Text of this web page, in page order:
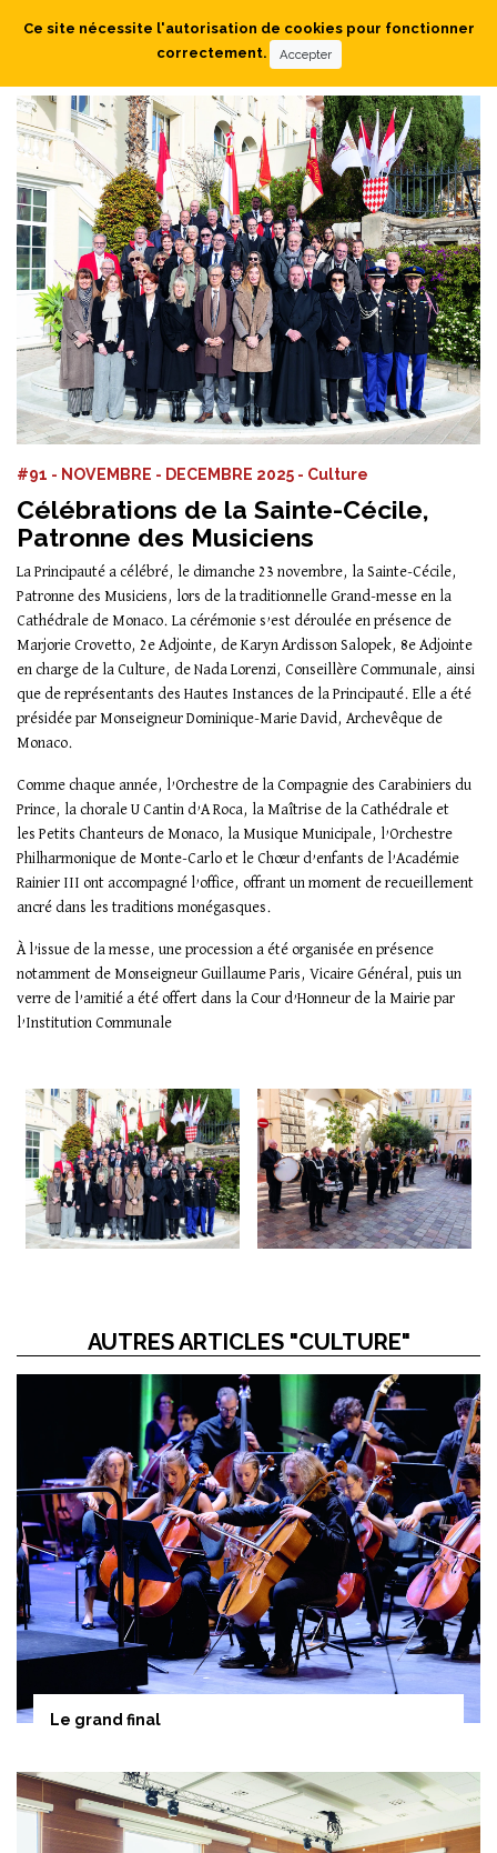
#91 - NOVEMBRE - DECEMBRE 2025 - Culture
Célébrations de la Sainte-Cécile,
Patronne des Musiciens
La Principauté a célébré, le dimanche 23 novembre, la Sainte-Cécile,
Patronne des Musiciens, lors de la traditionnelle Grand-messe en la
Cathédrale de Monaco. La cérémonie s’est déroulée en présence de
Marjorie Crovetto, 2e Adjointe, de Karyn Ardisson Salopek, 8e Adjointe
en charge de la Culture, de Nada Lorenzi, Conseillère Communale, ainsi
que de représentants des Hautes Instances de la Principauté. Elle a été
présidée par Monseigneur Dominique-Marie David, Archevêque de
Monaco.
Comme chaque année, l’Orchestre de la Compagnie des Carabiniers du
Prince, la chorale U Cantin d’A Roca, la Maîtrise de la Cathédrale et
les Petits Chanteurs de Monaco, la Musique Municipale, l’Orchestre
Philharmonique de Monte-Carlo et le Chœur d’enfants de l’Académie
Rainier III ont accompagné l’office, offrant un moment de recueillement
ancré dans les traditions monégasques.
À l’issue de la messe, une procession a été organisée en présence
notamment de Monseigneur Guillaume Paris, Vicaire Général, puis un
verre de l’amitié a été offert dans la Cour d’Honneur de la Mairie par
l’Institution Communale
AUTRES ARTICLES "CULTURE"
Le grand final
Ce site nécessite l'autorisation de cookies pour fonctionner
correctement.
Accepter